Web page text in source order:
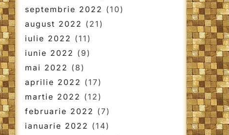
septembrie 2022 (10)
august 2022 (21)
iulie 2022 (11)
iunie 2022 (9)
mai 2022 (8)
aprilie 2022 (17)
martie 2022 (12)
februarie 2022 (7)
ianuarie 2022 (14)